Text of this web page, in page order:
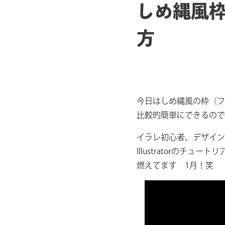
しめ縄風
方
今日はしめ縄風の枠（
比較的簡単にできるの
イラレ初心者、デザイ
Illustratorのチュートリ
燃えてます 1月！笑